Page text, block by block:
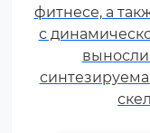
фитнесе, а
с
нагрузки,